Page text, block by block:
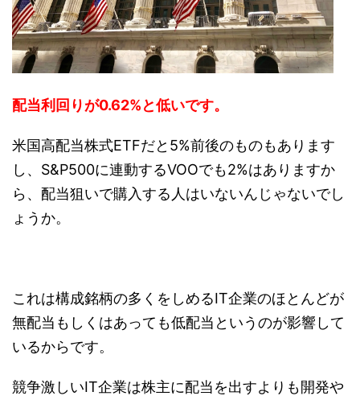
配当利回りが0.62%と低いです。
米国高配当株式ETFだと5%前後のものもあります
し、S&P500に連動するVOOでも2%はありますか
ら、配当狙いで購入する人はいないんじゃないでし
ょうか。
これは構成銘柄の多くをしめるIT企業のほとんどが
無配当もしくはあっても低配当というのが影響して
いるからです。
競争激しいIT企業は株主に配当を出すよりも開発や